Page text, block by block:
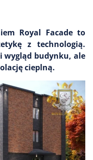
Royal Facade to
z technologią.
wygląd budynku, ale
cieplną.